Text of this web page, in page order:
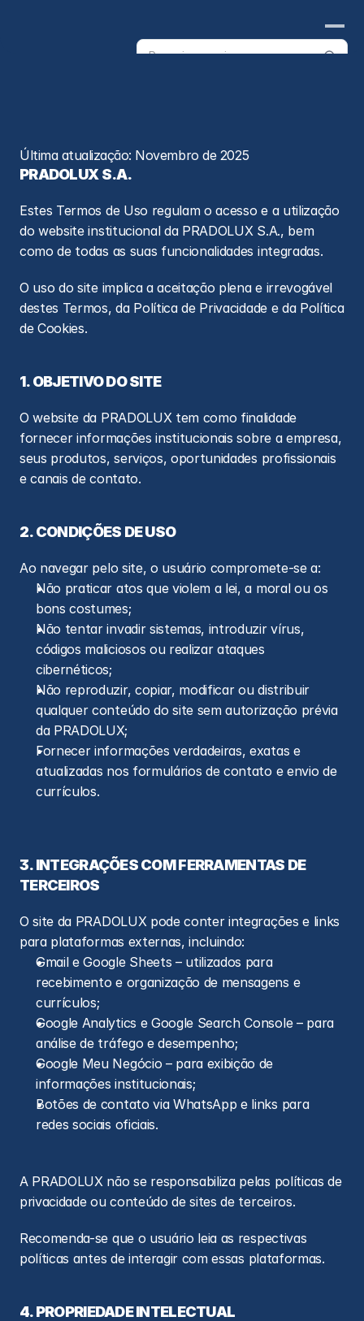
Última atualização: Novembro de 2025
PRADOLUX S.A.
Estes Termos de Uso regulam o acesso e a utilização
do website institucional da PRADOLUX S.A., bem
como de todas as suas funcionalidades integradas.
O uso do site implica a aceitação plena e irrevogável
destes Termos, da Política de Privacidade e da Política
de Cookies.
1. OBJETIVO DO SITE
O website da PRADOLUX tem como finalidade
fornecer informações institucionais sobre a empresa,
seus produtos, serviços, oportunidades profissionais
e canais de contato.
2. CONDIÇÕES DE USO
Ao navegar pelo site, o usuário compromete-se a:
Não praticar atos que violem a lei, a moral ou os
bons costumes;
Não tentar invadir sistemas, introduzir vírus,
códigos maliciosos ou realizar ataques
cibernéticos;
Não reproduzir, copiar, modificar ou distribuir
qualquer conteúdo do site sem autorização prévia
da PRADOLUX;
Fornecer informações verdadeiras, exatas e
atualizadas nos formulários de contato e envio de
currículos.
3. INTEGRAÇÕES COM FERRAMENTAS DE
TERCEIROS
O site da PRADOLUX pode conter integrações e links
para plataformas externas, incluindo:
Gmail e Google Sheets – utilizados para
recebimento e organização de mensagens e
currículos;
Google Analytics e Google Search Console – para
análise de tráfego e desempenho;
Google Meu Negócio – para exibição de
informações institucionais;
Botões de contato via WhatsApp e links para
redes sociais oficiais.
A PRADOLUX não se responsabiliza pelas políticas de
privacidade ou conteúdo de sites de terceiros.
Recomenda-se que o usuário leia as respectivas
políticas antes de interagir com essas plataformas.
4. PROPRIEDADE INTELECTUAL